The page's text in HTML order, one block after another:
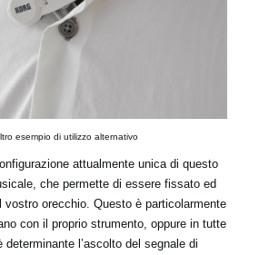
esempio di utilizzo alternativo
attualmente unica di questo
che permette di essere fissato ed
orecchio. Questo è particolarmente
con il proprio strumento, oppure in tutte
l’ascolto del segnale di